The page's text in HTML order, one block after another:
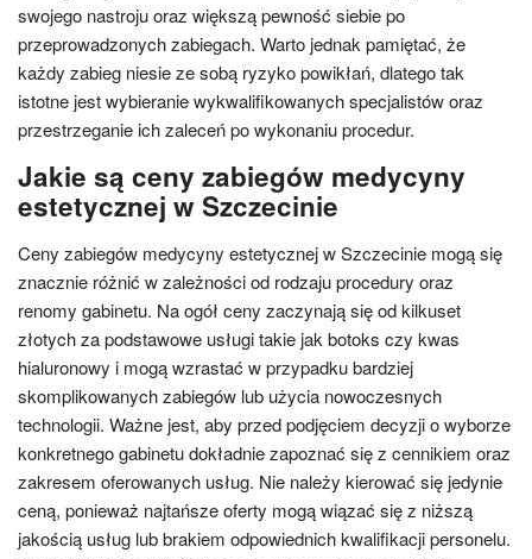
swojego nastroju oraz większą pewność siebie po
przeprowadzonych zabiegach. Warto jednak pamiętać, że
każdy zabieg niesie ze sobą ryzyko powikłań, dlatego tak
istotne jest wybieranie wykwalifikowanych specjalistów oraz
przestrzeganie ich zaleceń po wykonaniu procedur.
Jakie są ceny zabiegów medycyny
estetycznej w Szczecinie
Ceny zabiegów medycyny estetycznej w Szczecinie mogą się
znacznie różnić w zależności od rodzaju procedury oraz
renomy gabinetu. Na ogół ceny zaczynają się od kilkuset
złotych za podstawowe usługi takie jak botoks czy kwas
hialuronowy i mogą wzrastać w przypadku bardziej
skomplikowanych zabiegów lub użycia nowoczesnych
technologii. Ważne jest, aby przed podjęciem decyzji o wyborze
konkretnego gabinetu dokładnie zapoznać się z cennikiem oraz
zakresem oferowanych usług. Nie należy kierować się jedynie
ceną, ponieważ najtańsze oferty mogą wiązać się z niższą
jakością usług lub brakiem odpowiednich kwalifikacji personelu.